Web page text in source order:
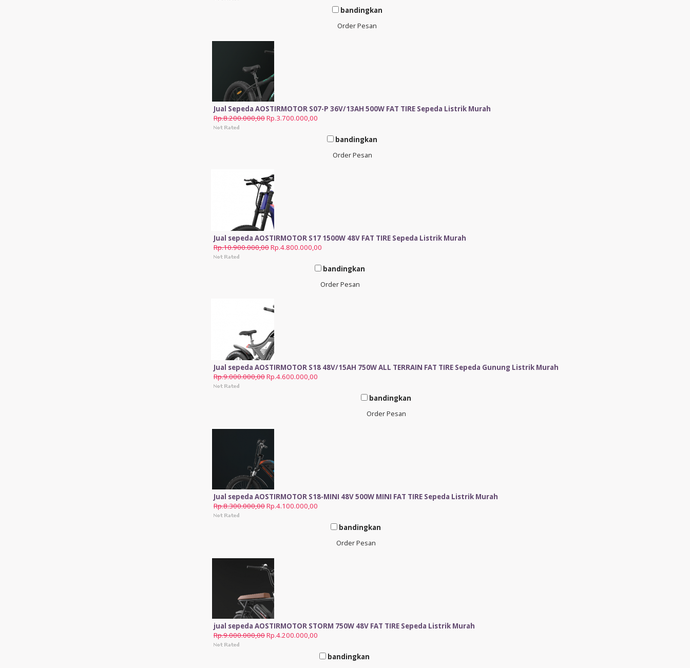
bandingkan
Order Pesan
Jual Sepeda AOSTIRMOTOR S07-P 36V/13AH 500W FAT TIRE Sepeda Listrik Murah
Rp.8.200.000,00Rp.3.700.000,00
bandingkan
Order Pesan
Jual sepeda AOSTIRMOTOR S17 1500W 48V FAT TIRE Sepeda Listrik Murah
Rp.10.900.000,00Rp.4.800.000,00
bandingkan
Order Pesan
Jual sepeda AOSTIRMOTOR S18 48V/15AH 750W ALL TERRAIN FAT TIRE Sepeda Gunung Listrik Murah
Rp.9.000.000,00Rp.4.600.000,00
bandingkan
Order Pesan
Jual sepeda AOSTIRMOTOR S18-MINI 48V 500W MINI FAT TIRE Sepeda Listrik Murah
Rp.8.300.000,00Rp.4.100.000,00
bandingkan
Order Pesan
jual sepeda AOSTIRMOTOR STORM 750W 48V FAT TIRE Sepeda Listrik Murah
Rp.9.000.000,00Rp.4.200.000,00
bandingkan